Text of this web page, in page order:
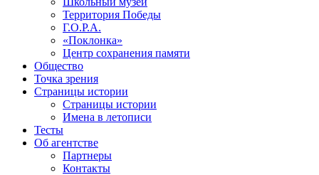
Территория Победы
Г.О.Р.А.
«Поклонка»
Центр сохранения памяти
Общество
Точка зрения
Страницы истории
Страницы истории
Имена в летописи
Тесты
Об агентстве
Партнеры
Контакты